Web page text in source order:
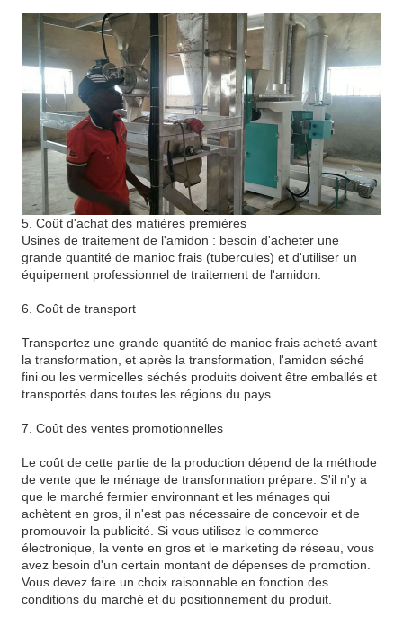
5. Coût d'achat des matières premières
Usines de traitement de l'amidon : besoin d'acheter une
grande quantité de manioc frais (tubercules) et d'utiliser un
équipement professionnel de traitement de l'amidon.
6. Coût de transport
Transportez une grande quantité de manioc frais acheté avant
la transformation, et après la transformation, l'amidon séché
fini ou les vermicelles séchés produits doivent être emballés et
transportés dans toutes les régions du pays.
7. Coût des ventes promotionnelles
Le coût de cette partie de la production dépend de la méthode
de vente que le ménage de transformation prépare. S'il n'y a
que le marché fermier environnant et les ménages qui
achètent en gros, il n'est pas nécessaire de concevoir et de
promouvoir la publicité. Si vous utilisez le commerce
électronique, la vente en gros et le marketing de réseau, vous
avez besoin d'un certain montant de dépenses de promotion.
Vous devez faire un choix raisonnable en fonction des
conditions du marché et du positionnement du produit.